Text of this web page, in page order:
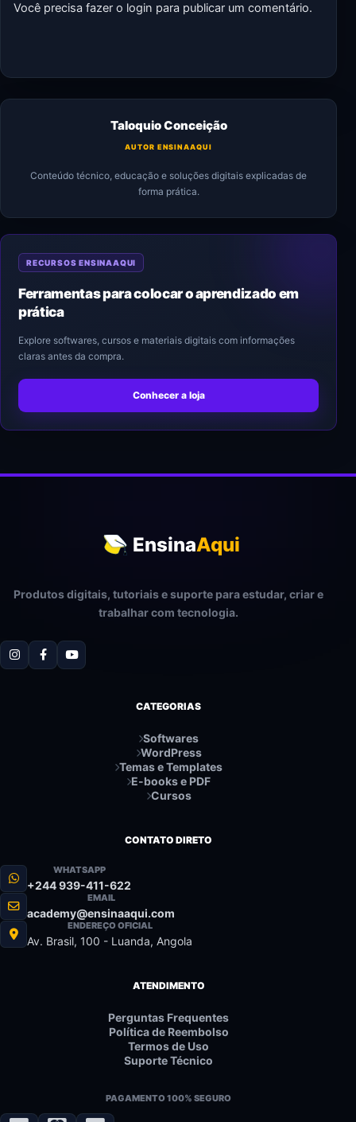
Você precisa fazer o login para publicar um comentário.
Taloquio Conceição
AUTOR ENSINAAQUI
Conteúdo técnico, educação e soluções digitais explicadas de
forma prática.
RECURSOS ENSINAAQUI
Ferramentas para colocar o aprendizado em
prática
Explore softwares, cursos e materiais digitais com informações
claras antes da compra.
Conhecer a loja
EnsinaAqui
Produtos digitais, tutoriais e suporte para estudar, criar e
trabalhar com tecnologia.
CATEGORIAS
Softwares
WordPress
Temas e Templates
E-books e PDF
Cursos
CONTATO DIRETO
WHATSAPP
+244 939-411-622
EMAIL
academy@ensinaaqui.com
ENDEREÇO OFICIAL
Av. Brasil, 100 - Luanda, Angola
ATENDIMENTO
Perguntas Frequentes
Política de Reembolso
Termos de Uso
Suporte Técnico
PAGAMENTO 100% SEGURO